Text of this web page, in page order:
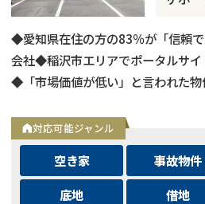
◆愛知県在住の方の83％が「信頼
会社◆稲沢市エリアでポータルサ
◆「市場価値が低い」と言われた物
◆不動産査定は完全無料で対応◆
スペースあり◆メールでのご相談は
対応可能ジャンル
空き家 事故物件
底地
借地